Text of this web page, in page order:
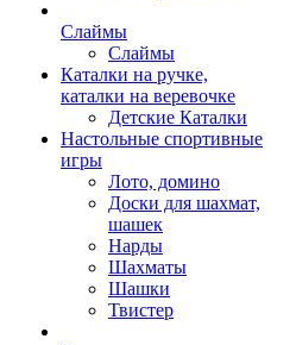
Слаймы
Слаймы
Каталки на ручке,
каталки на веревочке
Детские Каталки
Настольные спортивные
игры
Лото, домино
Доски для шахмат,
шашек
Нарды
Шахматы
Шашки
Твистер